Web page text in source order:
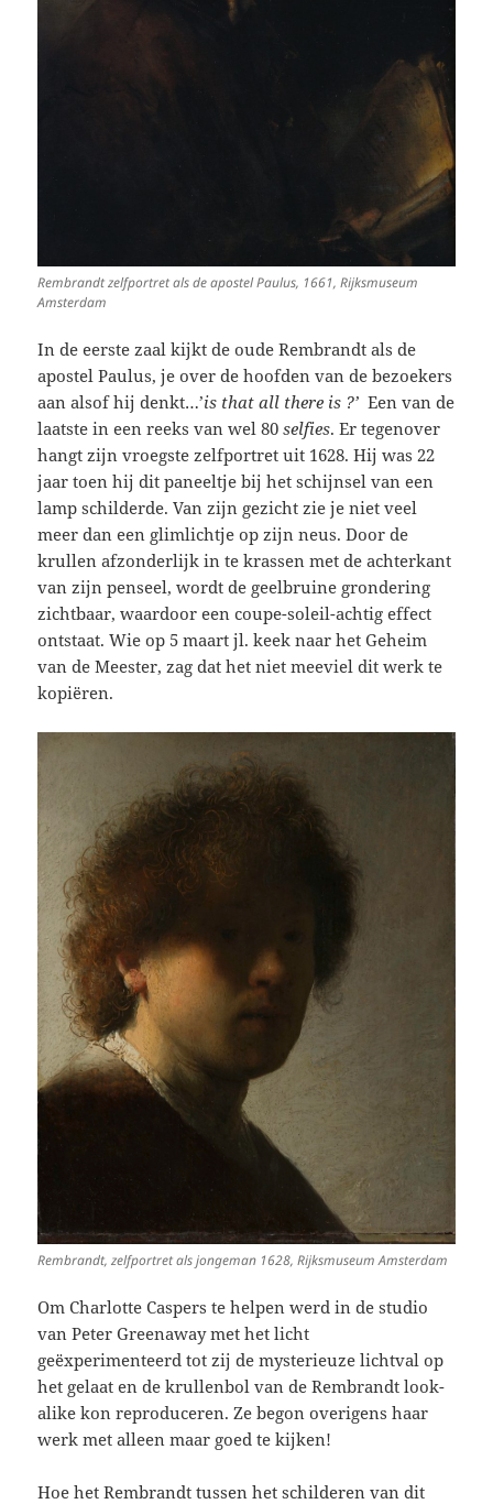
Rembrandt zelfportret als de apostel Paulus, 1661, Rijksmuseum
Amsterdam
In de eerste zaal kijkt de oude Rembrandt als de
apostel Paulus, je over de hoofden van de bezoekers
aan alsof hij denkt…’is that all there is ?’ Een van de
laatste in een reeks van wel 80selfies. Er tegenover
hangt zijn vroegste zelfportret uit 1628. Hij was 22
jaar toen hij dit paneeltje bij het schijnsel van een
lamp schilderde. Van zijn gezicht zie je niet veel
meer dan een glimlichtje op zijn neus. Door de
krullen afzonderlijk in te krassen met de achterkant
van zijn penseel, wordt de geelbruine grondering
zichtbaar, waardoor een coupe-soleil-achtig effect
ontstaat. Wie op 5 maart jl. keek naar het Geheim
van de Meester, zag dat het niet meeviel dit werk te
kopiëren.
Rembrandt, zelfportret als jongeman 1628, Rijksmuseum Amsterdam
Om Charlotte Caspers te helpen werd in de studio
van Peter Greenaway met het licht
geëxperimenteerd tot zij de mysterieuze lichtval op
het gelaat en de krullenbol van de Rembrandt look-
alike kon reproduceren. Ze begon overigens haar
werk met alleen maar goed te kijken!
Hoe het Rembrandt tussen het schilderen van dit